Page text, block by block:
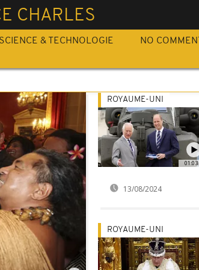
CHARLES
SCIENCE & TECHNOLOGIE NO COMMENT
01:03
ROYAUME-UNI
13/08/2024
ROYAUME-UNI